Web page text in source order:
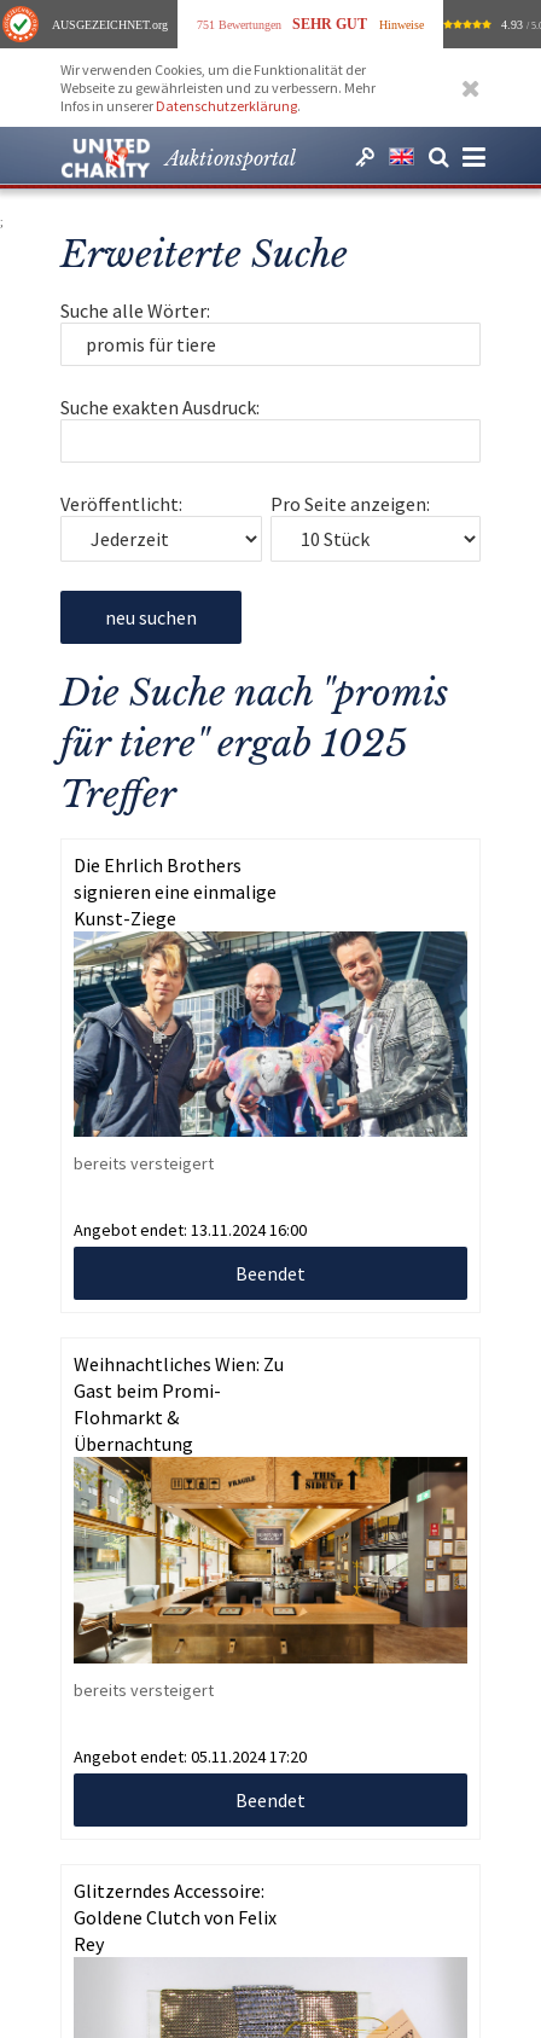
AUSGEZEICHNET.org 751 Bewertungen SEHR GUT Hinweise 4.93 /
Wir verwenden Cookies, um die Funktionalität der
Webseite zu gewährleisten und zu verbessern. Mehr
Infos in unserer Datenschutzerklärung.
Auktionsportal
;
Erweiterte Suche
Suche alle Wörter:
Suche exakten Ausdruck:
Veröffentlicht: Pro Seite anzeigen:
neu suchen
Die Suche nach "promis
für tiere" ergab 1025
Treffer
Die Ehrlich Brothers
signieren eine einmalige
Kunst-Ziege
bereits versteigert
Angebot endet: 13.11.2024 16:00
Beendet
Weihnachtliches Wien: Zu
Gast beim Promi-
Flohmarkt &
Übernachtung
bereits versteigert
Angebot endet: 05.11.2024 17:20
Beendet
Glitzerndes Accessoire:
Goldene Clutch von Felix
Rey